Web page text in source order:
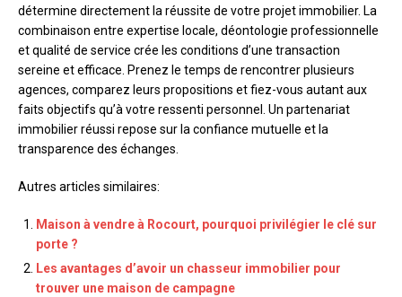
détermine directement la réussite de votre projet immobilier. La
combinaison entre expertise locale, déontologie professionnelle
et qualité de service crée les conditions d’une transaction
sereine et efficace. Prenez le temps de rencontrer plusieurs
agences, comparez leurs propositions et fiez-vous autant aux
faits objectifs qu’à votre ressenti personnel. Un partenariat
immobilier réussi repose sur la confiance mutuelle et la
transparence des échanges.
Autres articles similaires:
Maison à vendre à Rocourt, pourquoi privilégier le clé sur
porte ?
Les avantages d’avoir un chasseur immobilier pour
trouver une maison de campagne